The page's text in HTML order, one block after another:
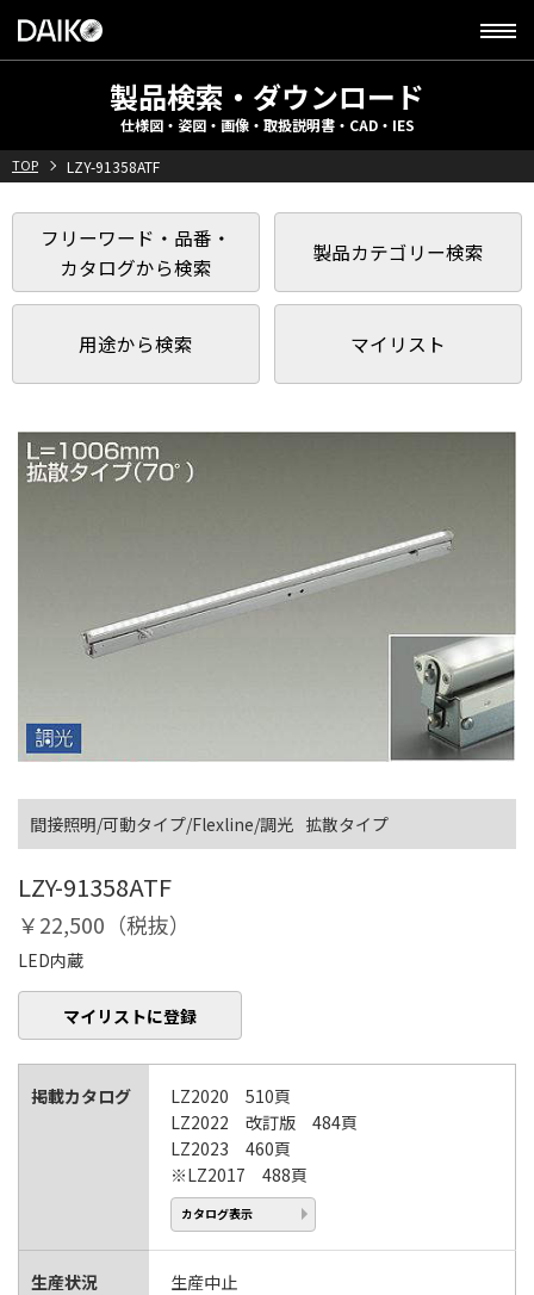
製品検索・ダウンロード
仕様図・姿図・画像・取扱説明書・CAD・IES
TOP LZY-91358ATF
フリーワード・品番・
カタログから検索
製品カテゴリー検索
用途から検索 マイリスト
間接照明/可動タイプ/Flexline/調光 拡散タイプ
LZY-91358ATF
￥22,500（税抜）
LED内蔵
マイリストに登録
掲載カタログ
LZ2020 510頁
LZ2022 改訂版 484頁
LZ2023 460頁
※LZ2017 488頁
カタログ表示
生産状況 生産中止